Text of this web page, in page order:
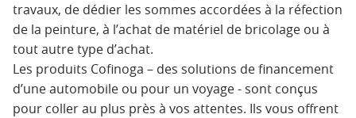
travaux, de dédier les sommes accordées à la réfection
de la peinture, à l’achat de matériel de bricolage ou à
tout autre type d’achat.
Les produits Cofinoga – des solutions de financement
d’une automobile ou pour un voyage - sont conçus
pour coller au plus près à vos attentes. Ils vous offrent